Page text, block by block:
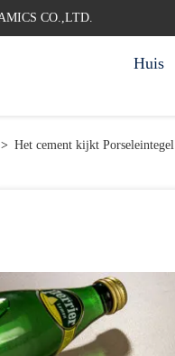
CO.,LTD.
Huis
> Het cement kijkt Porseleintegel